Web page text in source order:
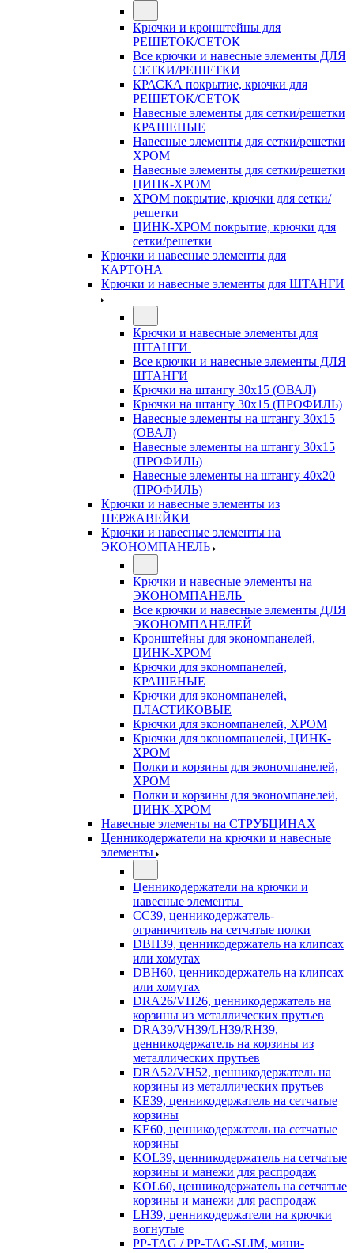
Крючки и кронштейны для
РЕШЕТОК/СЕТОК
Все крючки и навесные элементы ДЛЯ
СЕТКИ/РЕШЕТКИ
КРАСКА покрытие, крючки для
РЕШЕТОК/СЕТОК
Навесные элементы для сетки/решетки
КРАШЕНЫЕ
Навесные элементы для сетки/решетки
ХРОМ
Навесные элементы для сетки/решетки
ЦИНК-ХРОМ
ХРОМ покрытие, крючки для сетки/
решетки
ЦИНК-ХРОМ покрытие, крючки для
сетки/решетки
Крючки и навесные элементы для
КАРТОНА
Крючки и навесные элементы для ШТАНГИ
Крючки и навесные элементы для
ШТАНГИ
Все крючки и навесные элементы ДЛЯ
ШТАНГИ
Крючки на штангу 30х15 (ОВАЛ)
Крючки на штангу 30х15 (ПРОФИЛЬ)
Навесные элементы на штангу 30х15
(ОВАЛ)
Навесные элементы на штангу 30х15
(ПРОФИЛЬ)
Навесные элементы на штангу 40х20
(ПРОФИЛЬ)
Крючки и навесные элементы из
НЕРЖАВЕЙКИ
Крючки и навесные элементы на
ЭКОНОМПАНЕЛЬ
Крючки и навесные элементы на
ЭКОНОМПАНЕЛЬ
Все крючки и навесные элементы ДЛЯ
ЭКОНОМПАНЕЛЕЙ
Кронштейны для экономпанелей,
ЦИНК-ХРОМ
Крючки для экономпанелей,
КРАШЕНЫЕ
Крючки для экономпанелей,
ПЛАСТИКОВЫЕ
Крючки для экономпанелей, ХРОМ
Крючки для экономпанелей, ЦИНК-
ХРОМ
Полки и корзины для экономпанелей,
ХРОМ
Полки и корзины для экономпанелей,
ЦИНК-ХРОМ
Навесные элементы на СТРУБЦИНАХ
Ценникодержатели на крючки и навесные
элементы
Ценникодержатели на крючки и
навесные элементы
CC39, ценникодержатель-
ограничитель на сетчатые полки
DBH39, ценникодержатель на клипсах
или хомутах
DBH60, ценникодержатель на клипсах
или хомутах
DRA26/VH26, ценникодержатель на
корзины из металлических прутьев
DRA39/VH39/LH39/RH39,
ценникодержатель на корзины из
металлических прутьев
DRA52/VH52, ценникодержатель на
корзины из металлических прутьев
KE39, ценникодержатель на сетчатые
корзины
KE60, ценникодержатель на сетчатые
корзины
KOL39, ценникодержатель на сетчатые
корзины и манежи для распродаж
KOL60, ценникодержатель на сетчатые
корзины и манежи для распродаж
LH39, ценникодержатели на крючки
вогнутые
PP-TAG / PP-TAG-SLIM, мини-